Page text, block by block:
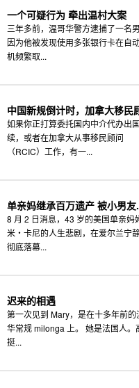
一个可疑行为 牵出温村大案
三年多前，温哥华警方逮捕了一名男
因为他被发现使用多张银行卡在自
机频繁取...
中国新规倒计时，加拿大移民
如果你正打算委托国内中介代办出
续，或者在加拿大从事移民顾问
（RCIC）工作，有一...
单亲妈继承百万遗产 被小男友
8 月 2 日消息，43 岁的美国单亲妈
米・卡尼的人生悲剧，在爱尔兰宁
彻底落幕...
迟来的相遇
第一次见到 Mary，是在十多年前的
华常规 milonga 上。 她是法国人。
挺...